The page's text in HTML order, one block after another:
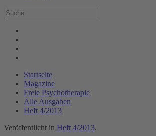
Startseite
Magazine
Freie Psychotherapie
Alle Ausgaben
Heft 4/2013
Veröffentlicht in Heft 4/2013.